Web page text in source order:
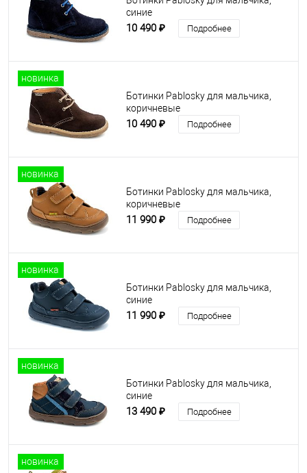
синие
10 490 ₽ Подробнее
новинка
Ботинки Pablosky для мальчика,
коричневые
10 490 ₽ Подробнее
новинка
Ботинки Pablosky для мальчика,
коричневые
11 990 ₽ Подробнее
новинка
Ботинки Pablosky для мальчика,
синие
11 990 ₽ Подробнее
новинка
Ботинки Pablosky для мальчика,
синие
13 490 ₽ Подробнее
новинка